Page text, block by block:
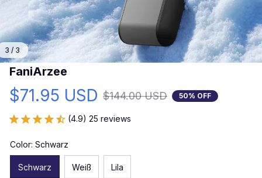
3 / 3
FaniArzee
$71.95 USD $144.00 USD 50% OFF
(4.9) 25 reviews
Color: Schwarz
Schwarz Weiß Lila